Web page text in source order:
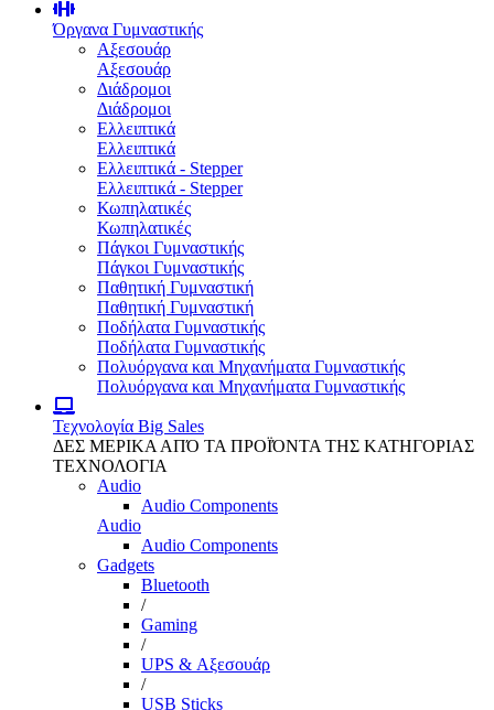
Όργανα Γυμναστικής
Αξεσουάρ
Αξεσουάρ
Διάδρομοι
Διάδρομοι
Ελλειπτικά
Ελλειπτικά
Ελλειπτικά - Stepper
Ελλειπτικά - Stepper
Κωπηλατικές
Κωπηλατικές
Πάγκοι Γυμναστικής
Πάγκοι Γυμναστικής
Παθητική Γυμναστική
Παθητική Γυμναστική
Ποδήλατα Γυμναστικής
Ποδήλατα Γυμναστικής
Πολυόργανα και Μηχανήματα Γυμναστικής
Πολυόργανα και Μηχανήματα Γυμναστικής
Τεχνολογία Big Sales
ΔΕΣ ΜΕΡΙΚΑ ΑΠΌ ΤΑ ΠΡΟΪΌΝΤΑ ΤΗΣ ΚΑΤΗΓΟΡΙΑΣ
ΤΕΧΝΟΛΟΓΙΑ
Audio
Audio Components
Audio
Audio Components
Gadgets
Bluetooth
/
Gaming
/
UPS & Αξεσουάρ
/
USB Sticks